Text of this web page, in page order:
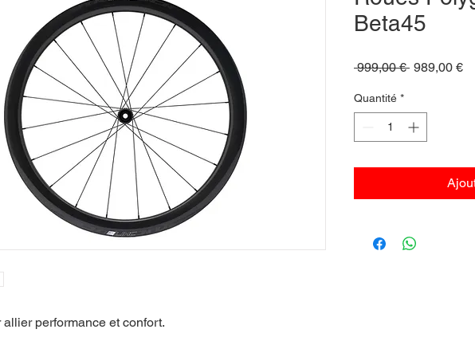
performance et confort.
Beta45
999,00 € Prix
989,00 €
Quantité *